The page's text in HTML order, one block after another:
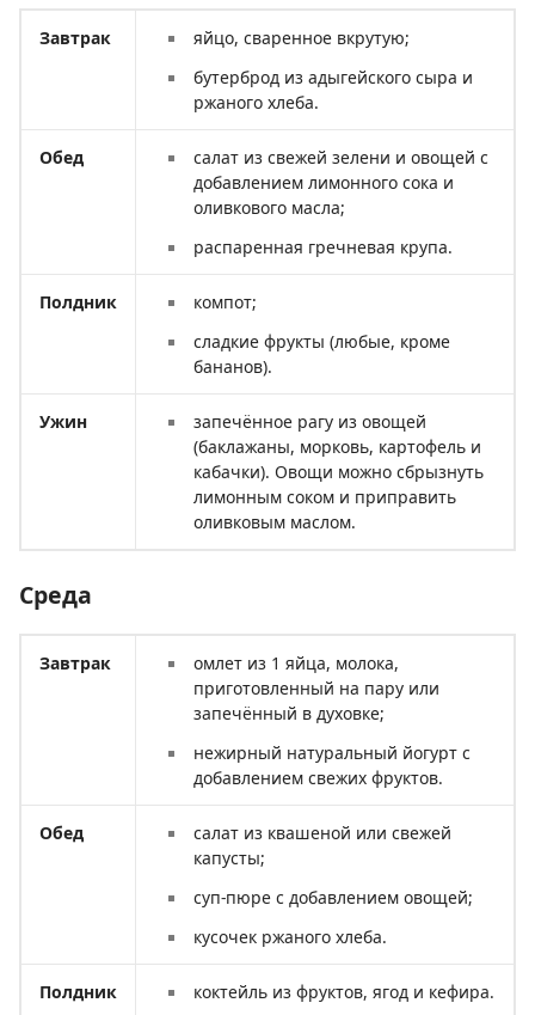
Завтрак
яйцо, сваренное вкрутую;
бутерброд из адыгейского сыра и
ржаного хлеба.
Обед
салат из свежей зелени и овощей с
добавлением лимонного сока и
оливкового масла;
распаренная гречневая крупа.
Полдник
компот;
сладкие фрукты (любые, кроме
бананов).
Ужин
запечённое рагу из овощей
(баклажаны, морковь, картофель и
кабачки). Овощи можно сбрызнуть
лимонным соком и приправить
оливковым маслом.
Среда
Завтрак
омлет из 1 яйца, молока,
приготовленный на пару или
запечённый в духовке;
нежирный натуральный йогурт с
добавлением свежих фруктов.
Обед
салат из квашеной или свежей
капусты;
суп-пюре с добавлением овощей;
кусочек ржаного хлеба.
Полдник коктейль из фруктов, ягод и кефира.